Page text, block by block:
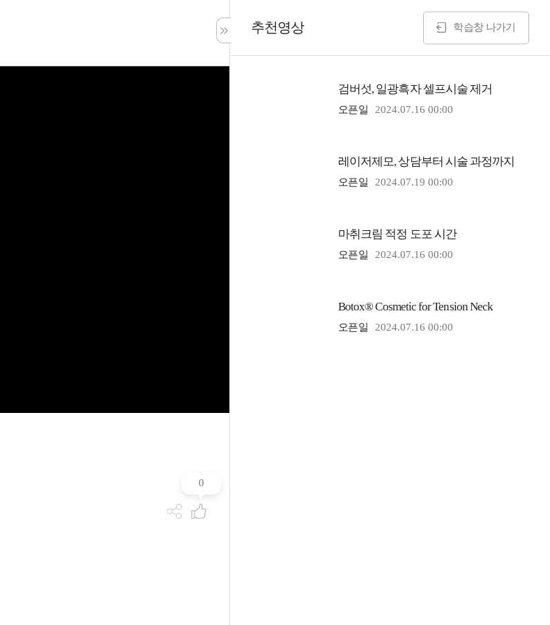
0
추천영상 학습창 나가기
검버섯, 일광흑자 셀프시술 제거
오픈일 2024.07.16 00:00
레이저제모, 상담부터 시술 과정까지
오픈일 2024.07.19 00:00
마취크림 적정 도포 시간
오픈일 2024.07.16 00:00
Botox® Cosmetic for Tension Neck
오픈일 2024.07.16 00:00